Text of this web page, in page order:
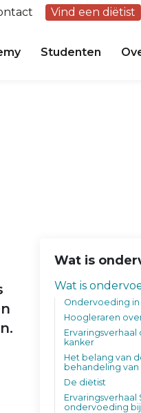
Vind een diëtist
Studenten
Wat is
Wat is
Ondervoeding in
Hoogleraren
kanker
Het belang van
behandeling van
De diëtist
Ervaringsverhaal
ondervoeding